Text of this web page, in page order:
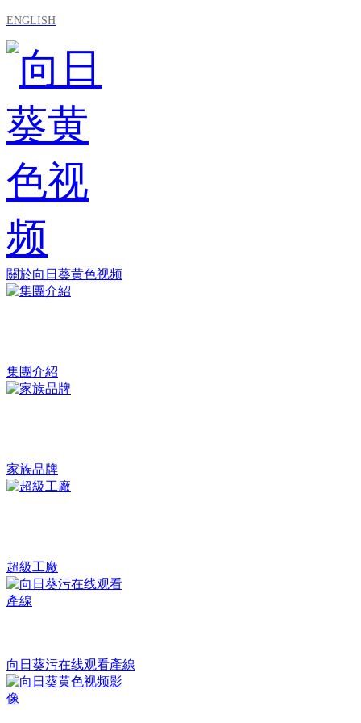
ENGLISH
關於向日葵黄色视频
集團介紹
家族品牌
超級工廠
向日葵污在线观看產線